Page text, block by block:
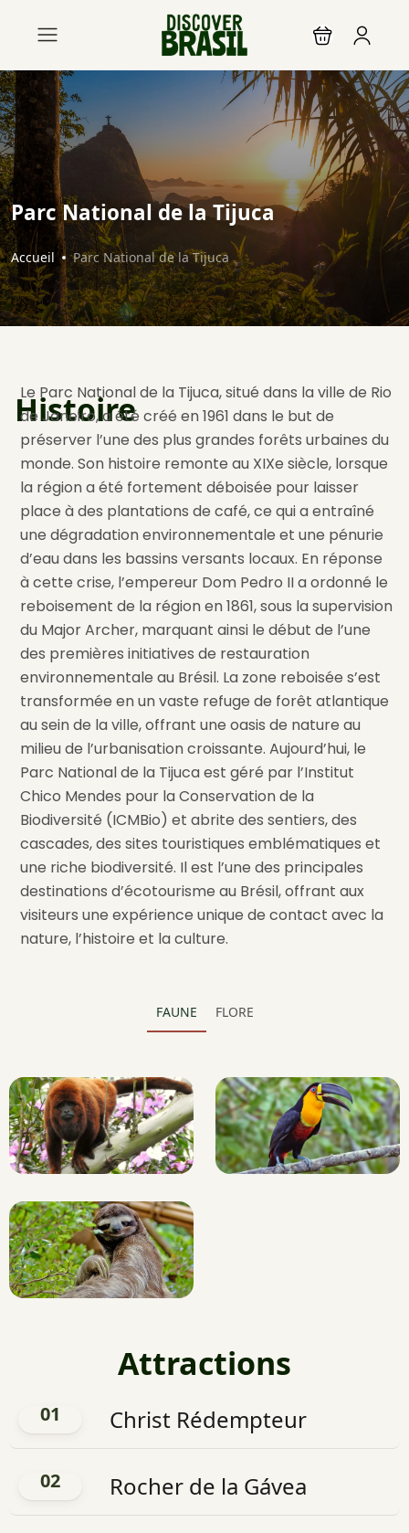
Parc National de la Tijuca
Accueil Parc National de la Tijuca
Histoire
Le Parc National de la Tijuca, situé dans la ville de Rio
de Janeiro, a été créé en 1961 dans le but de
préserver l’une des plus grandes forêts urbaines du
monde. Son histoire remonte au XIXe siècle, lorsque
la région a été fortement déboisée pour laisser
place à des plantations de café, ce qui a entraîné
une dégradation environnementale et une pénurie
d’eau dans les bassins versants locaux. En réponse
à cette crise, l’empereur Dom Pedro II a ordonné le
reboisement de la région en 1861, sous la supervision
du Major Archer, marquant ainsi le début de l’une
des premières initiatives de restauration
environnementale au Brésil. La zone reboisée s’est
transformée en un vaste refuge de forêt atlantique
au sein de la ville, offrant une oasis de nature au
milieu de l’urbanisation croissante. Aujourd’hui, le
Parc National de la Tijuca est géré par l’Institut
Chico Mendes pour la Conservation de la
Biodiversité (ICMBio) et abrite des sentiers, des
cascades, des sites touristiques emblématiques et
une riche biodiversité. Il est l’une des principales
destinations d’écotourisme au Brésil, offrant aux
visiteurs une expérience unique de contact avec la
nature, l’histoire et la culture.
FAUNE FLORE
Attractions
01 Christ Rédempteur
02 Rocher de la Gávea